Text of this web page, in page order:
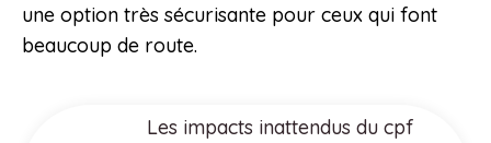
une option très sécurisante pour ceux qui font
beaucoup de route.
Les impacts inattendus du cpf